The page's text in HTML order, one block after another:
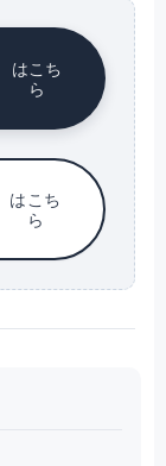
はこち
ら
はこち
ら